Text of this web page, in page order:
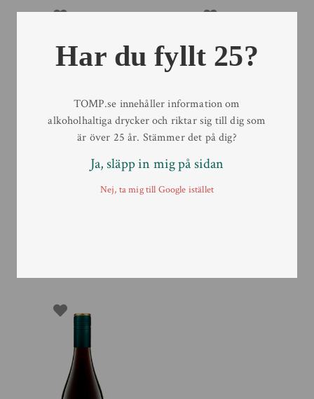
Har du fyllt 25?
TOMP.se innehåller information om
alkoholhaltiga drycker och riktar sig till dig som
är över 25 år. Stämmer det på dig?
Ja, släpp in mig på sidan
Nej, ta mig till Google istället